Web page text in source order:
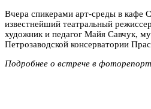
Вчера спикерами арт-среды в кафе
известнейший театральный
художник и педагог Майя Савчук,
Петрозаводской консерватории
Подробнее о встрече в